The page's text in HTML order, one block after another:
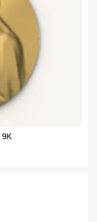
9K